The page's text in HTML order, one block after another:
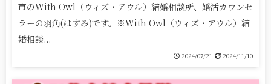
市のWith Owl（ウィズ・アウル）結婚相談所、婚活カウンセ
ラーの羽角(はすみ)です。※With Owl（ウィズ・アウル）結
婚相談...
2024/07/21 2024/11/10